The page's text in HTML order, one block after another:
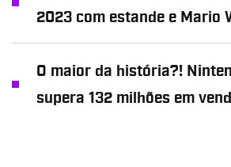
2023 com estande e Mario
O maior da história?!
supera 132 milhões em